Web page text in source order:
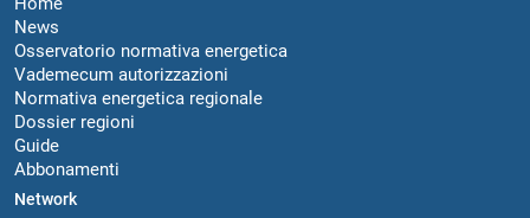
News
Osservatorio normativa energetica
Vademecum autorizzazioni
Normativa energetica regionale
Dossier regioni
Guide
Abbonamenti
Network